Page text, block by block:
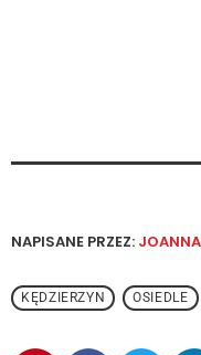
NAPISANE PRZEZ: JOANNA
KĘDZIERZYN OSIEDLE